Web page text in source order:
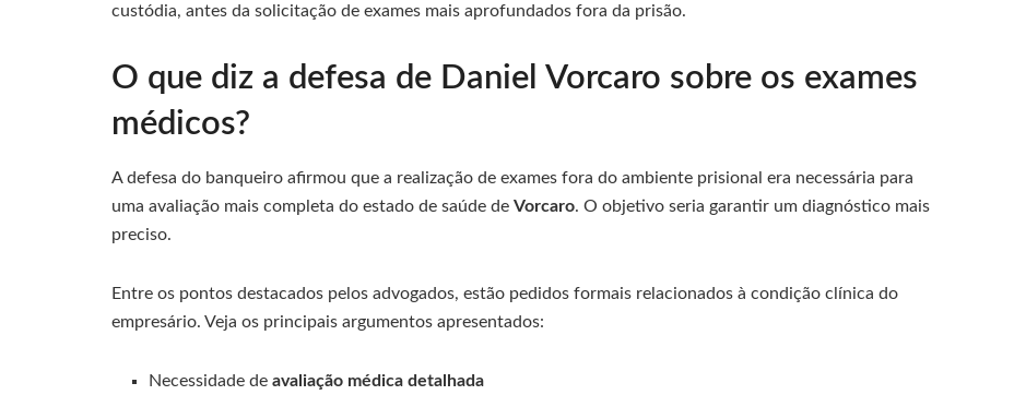
custódia, antes da solicitação de exames mais aprofundados fora da prisão.
O que diz a defesa de Daniel Vorcaro sobre os exames
médicos?
A defesa do banqueiro afirmou que a realização de exames fora do ambiente prisional era necessária para
uma avaliação mais completa do estado de saúde de Vorcaro. O objetivo seria garantir um diagnóstico mais
preciso.
Entre os pontos destacados pelos advogados, estão pedidos formais relacionados à condição clínica do
empresário. Veja os principais argumentos apresentados:
Necessidade deavaliação médica detalhada